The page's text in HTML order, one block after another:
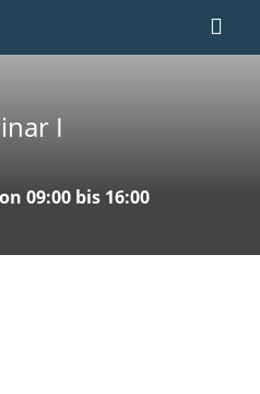
I
09:00 bis 16:00